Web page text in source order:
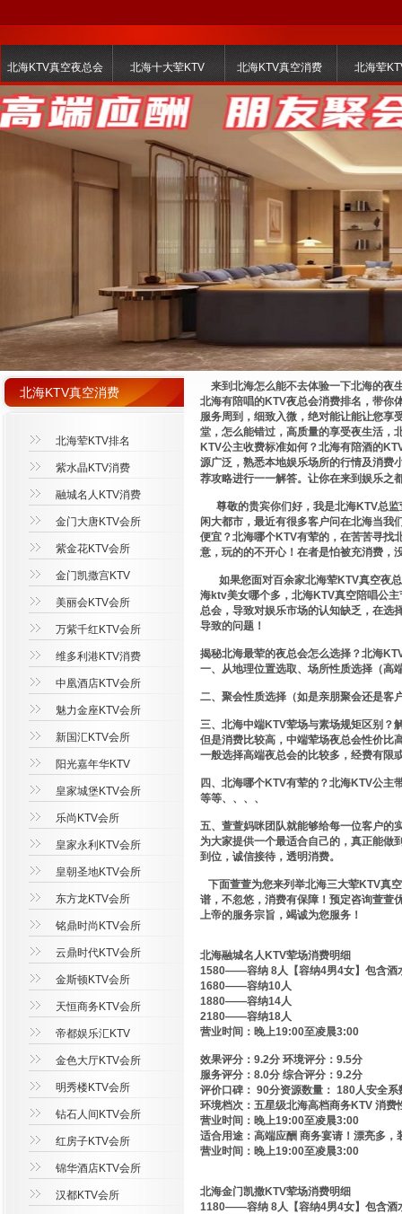
北海KTV真空夜总会 北海十大荤KTV 北海KTV真空消费 北海荤
北海KTV真空消费
北海荤KTV排名
紫水晶KTV消费
融城名人KTV消费
金门大唐KTV会所
紫金花KTV会所
金门凯撒宫KTV
美丽会KTV会所
万紫千红KTV会所
维多利港KTV消费
中凰酒店KTV会所
魅力金座KTV会所
新国汇KTV会所
阳光嘉年华KTV
皇家城堡KTV会所
乐尚KTV会所
皇家永利KTV会所
皇朝圣地KTV会所
东方龙KTV会所
铭鼎时尚KTV会所
云鼎时代KTV会所
金斯顿KTV会所
天恒商务KTV会所
帝都娱乐汇KTV
金色大厅KTV会所
明秀楼KTV会所
钻石人间KTV会所
红房子KTV会所
锦华酒店KTV会所
汉都KTV会所
来到北海怎么能不去体验一下北海的夜
北海有陪唱的KTV夜总会消费排名，带你
服务周到，细致入微，绝对能让能让您享
堂，怎么能错过，高质量的享受夜生活，
KTV公主收费标准如何？北海有陪酒的
源广泛，熟悉本地娱乐场所的行情及消费
荐攻略进行一一解答。让你在来到娱乐之
尊敬的贵宾你们好，我是北海KTV总监
闲大都市，最近有很多客户问在北海当我
便宜？北海哪个KTV有荤的，在苦苦寻找
意，玩的的不开心！在者是怕被充消费，
如果您面对百余家北海荤KTV真空夜总
海ktv美女哪个多，北海KTV真空陪唱公
总会，导致对娱乐市场的认知缺乏，在选
导致的问题！
揭秘北海最荤的夜总会怎么选择？北海
一、从地理位置选取、场所性质选择（高
二、聚会性质选择（如是亲朋聚会还是客
三、北海中端KTV荤场与素场规矩区别？
但是消费比较高，中端荤场夜总会性价比
一般选择高端夜总会的比较多，经费有限
四、北海哪个KTV有荤的？北海KTV公主
等等、、、、
五、萱萱妈咪团队就能够给每一位客户的
为大家提供一个最适合自己的，真正能做
到位，诚信接待，透明消费。
下面萱萱为您来列举北海三大荤KTV真
谱，不忽悠，消费有保障！预定咨询萱萱
上帝的服务宗旨，竭诚为您服务！
北海融城名人KTV荤场消费明细
1580——容纳 8人【容纳4男4女】包含酒
1680——容纳10人
1880——容纳14人
2180——容纳18人
营业时间：晚上19:00至凌晨3:00
效果评分：9.2分 环境评分：9.5分
服务评分：8.0分 综合评分：9.2分
评价口碑： 90分资源数量： 180人安全系
环境档次：五星级北海高档商务KTV 消费
营业时间：晚上19:00至凌晨3:00
适合用途：高端应酬 商务宴请！漂亮多
营业时间：晚上19:00至凌晨3:00
北海金门凯撒KTV荤场消费明细
1180——容纳 8人【容纳4男4女】包含酒